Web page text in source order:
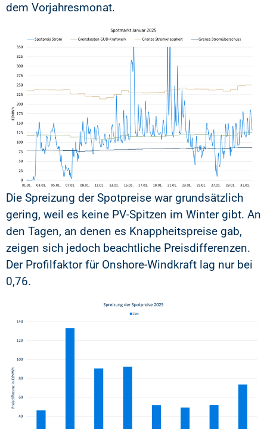
dem Vorjahresmonat.
Die Spreizung der Spotpreise war grundsätzlich
gering, weil es keine PV-Spitzen im Winter gibt. An
den Tagen, an denen es Knappheitspreise gab,
zeigen sich jedoch beachtliche Preisdifferenzen.
Der Profilfaktor für Onshore-Windkraft lag nur bei
0,76.